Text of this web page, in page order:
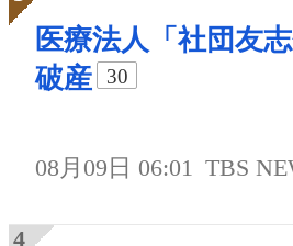
医療法人「社団友
破産
30
08月09日 06:01 TBS